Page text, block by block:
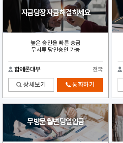
지금당장 자금 해결하세요
높은 승인율 빠른 송금
무서류 당인승인 가능
함께론대부 전국
상세보기 통화하기
무방문 월변 당일입금